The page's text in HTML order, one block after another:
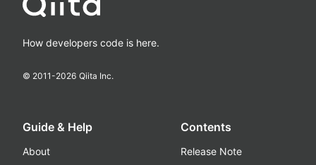
How developers code is here.
© 2011-2026 Qiita Inc.
Guide & Help
About
Contents
Release Note